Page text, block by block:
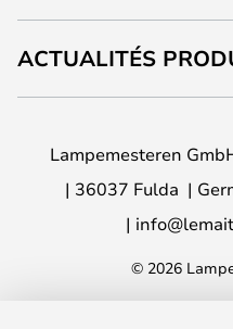
ACTUALITÉS
Lampemesteren
36037 Fulda
© 2026